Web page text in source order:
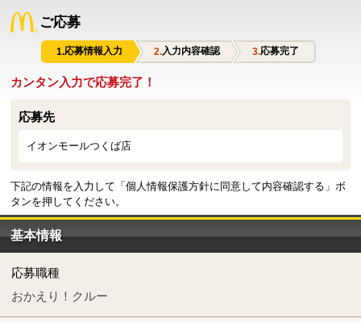
ご応募
応募情報入力 入力内容確認 応募完了
カンタン入力で応募完了！
応募先
イオンモールつくば店
下記の情報を入力して「個人情報保護方針に同意して内容確認する」ボ
タンを押してください。
基本情報
応募職種
おかえり！クルー